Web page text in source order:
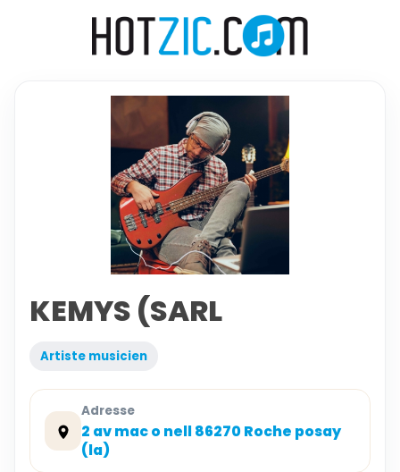
KEMYS (SARL
Artiste musicien
Adresse
2 av mac o nell 86270 Roche posay
(la)